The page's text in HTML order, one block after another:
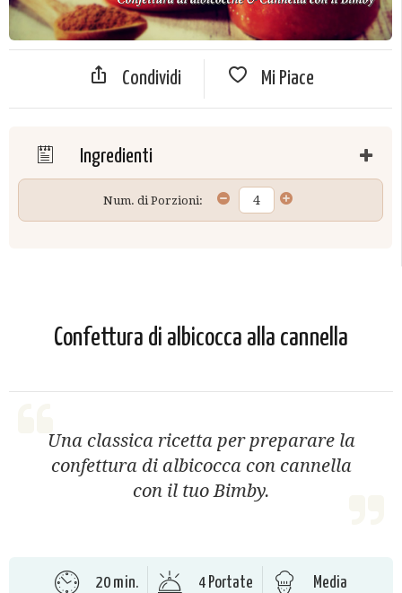
Condividi Mi Piace
Ingredienti
Num. di Porzioni:
Confettura di albicocca alla cannella
Una classica ricetta per preparare la
confettura di albicocca con cannella
con il tuo Bimby.
20 min. 4 Portate Media